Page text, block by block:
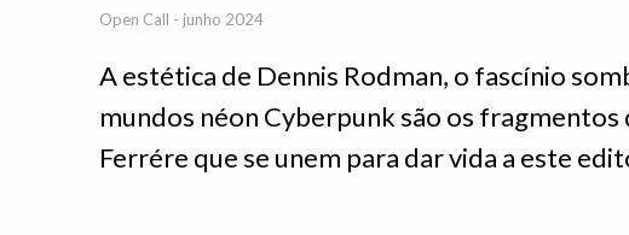
Open Call - junho 2024
A estética de Dennis Rodman, o fascínio
mundos néon Cyberpunk são os fragmentos
Ferrére que se unem para dar vida a este